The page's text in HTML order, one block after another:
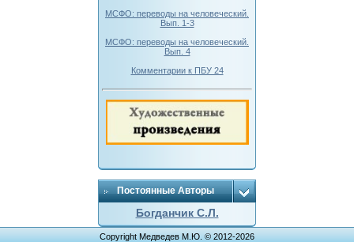
МСФО: переводы на человеческий.
Вып. 1-3
МСФО: переводы на человеческий.
Вып. 4
Комментарии к ПБУ 24
Постоянные Авторы
Богданчик С.Л.
Copyright Медведев М.Ю. © 2012-2026